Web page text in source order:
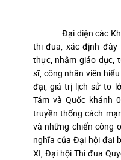
Đại diện các Khối
thi đua, xác định
thực, nhằm giáo dục,
sĩ, công nhân viên
đại, giá trị lịch sử to
Tám và Quốc khánh
truyền thống cách
và những chiến công
nghĩa của Đại hội đại
XI, Đại hội Thi đua